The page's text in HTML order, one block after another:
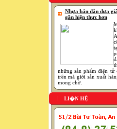
Nhựa bán dẫn đưa
gần hiện thực hơn
những sản phẩm điện tử
trên mà giới sản xuất
mong chờ.
LI�N HỆ